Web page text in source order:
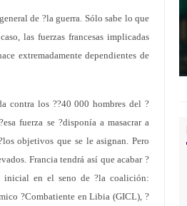
de ?la guerra. Sólo sabe lo que
las fuerzas francesas implicadas
extremadamente dependientes de
contra los ??40 000 hombres del ?
fuerza se ?disponía a masacrar a
objetivos que se le asignan. Pero
Francia tendrá así que acabar ?
inicial en el seno de ?la coalición:
?Combatiente en Libia (GICL), ?